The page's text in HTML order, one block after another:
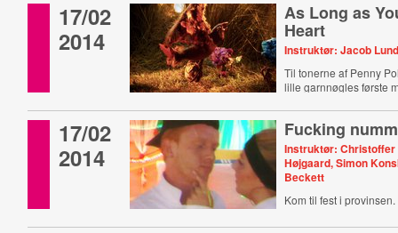
17/02
2014
As Long as
Heart
Instruktør: Jacob
Til tonerne af Penny
lille garnnøgles første
17/02
2014
Fucking
Instruktør:
Højgaard, Simon
Beckett
Kom til fest i provinsen.